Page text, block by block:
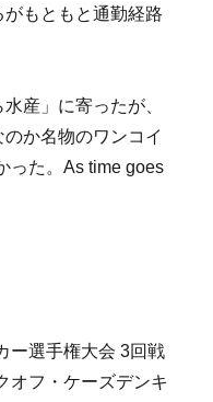
もともと通勤経路
産」に寄ったが、
か名物のワンコイ
った。As time goes
ー選手権大会 3回戦
オフ・ケーズデンキ